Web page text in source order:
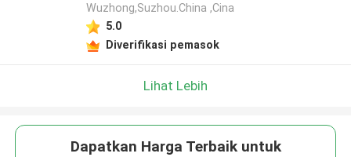
Wuzhong,Suzhou.China ,Cina
5.0
Diverifikasi pemasok
Lihat Lebih
Dapatkan Harga Terbaik untuk